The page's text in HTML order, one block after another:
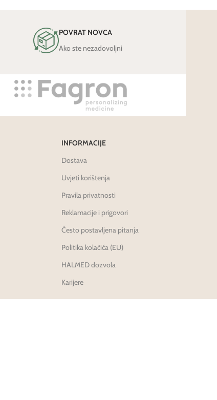
POVRAT NOVCA
Ako ste nezadovoljni
INFORMACIJE
Dostava
Uvjeti korištenja
Pravila privatnosti
Reklamacije i prigovori
Često postavljena pitanja
Politika kolačića (EU)
HALMED dozvola
Karijere